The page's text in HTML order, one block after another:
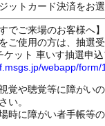
ットカード決済をお
でご来場のお客様へ】
ご使用の方は、抽選
ケット 車いす抽選申込
webapp/
覚や聴覚等に障がい
い。
時に障がい者手帳等